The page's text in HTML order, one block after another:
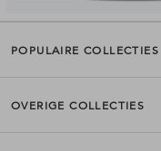
POPULAIRE COLLECTIES
OVERIGE COLLECTIES